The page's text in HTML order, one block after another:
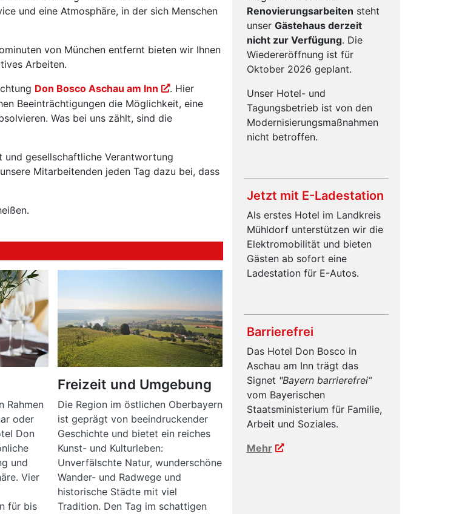
und eine Atmosphäre, in der sich Menschen
von München entfernt bieten wir Ihnen
Arbeiten.
Don Bosco Aschau am Inn
. Hier
Beeinträchtigungen die Möglichkeit, eine
Was bei uns zählt, sind die
und gesellschaftliche Verantwortung
Mitarbeitenden jeden Tag dazu bei, dass
Rahmen
oder
Don
und
Vier
für bis
Freizeit und Umgebung
Die Region im östlichen Oberbayern
ist geprägt von beeindruckender
Geschichte und bietet ein reiches
Kunst- und Kulturleben:
Unverfälschte Natur, wunderschöne
Wander- und Radwege und
historische Städte mit viel
Tradition. Den Tag im schattigen
Renovierungsarbeiten steht
unser Gästehaus derzeit
nicht zur Verfügung. Die
Wiedereröffnung ist für
Oktober 2026 geplant.
Unser Hotel- und
Tagungsbetrieb ist von den
Modernisierungsmaßnahmen
nicht betroffen.
Jetzt mit E-Ladestation
Als erstes Hotel im Landkreis
Mühldorf unterstützen wir die
Elektromobilität und bieten
Gästen ab sofort eine
Ladestation für E-Autos.
Barrierefrei
Das Hotel Don Bosco in
Aschau am Inn trägt das
Signet "Bayern barrierefrei“
vom Bayerischen
Staatsministerium für Familie,
Arbeit und Soziales.
Mehr